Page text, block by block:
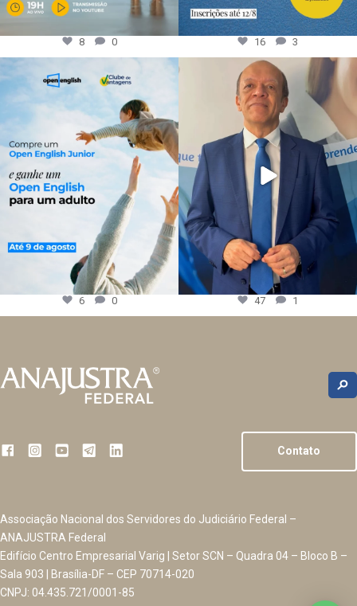
8 0 16 3
6 0 47 1
Contato
Associação Nacional dos Servidores do Judiciário Federal –
ANAJUSTRA Federal
Edifício Centro Empresarial Varig | Setor SCN – Quadra 04 – Bloco B –
Sala 903 | Brasília-DF – CEP 70714-020
CNPJ: 04.435.721/0001-85